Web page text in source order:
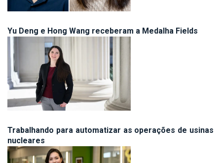
Yu Deng e Hong Wang receberam a Medalha Fields
Trabalhando para automatizar as operações de usinas
nucleares